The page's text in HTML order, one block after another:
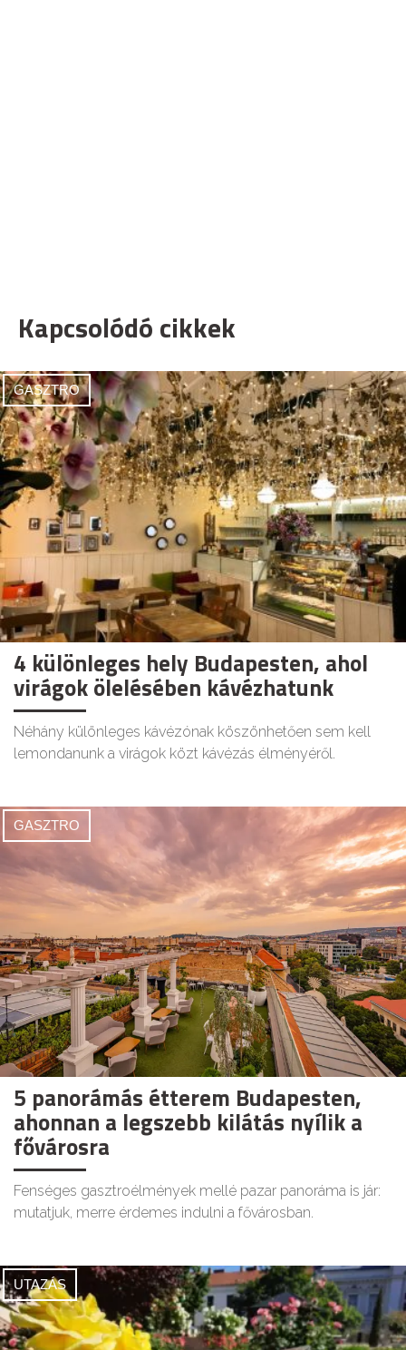
Kapcsolódó cikkek
GASZTRO
4 különleges hely Budapesten, ahol
virágok ölelésében kávézhatunk
Néhány különleges kávézónak köszönhetően sem kell
lemondanunk a virágok közt kávézás élményéről.
GASZTRO
5 panorámás étterem Budapesten,
ahonnan a legszebb kilátás nyílik a
fővárosra
Fenséges gasztroélmények mellé pazar panoráma is jár:
mutatjuk, merre érdemes indulni a fővárosban.
UTAZÁS